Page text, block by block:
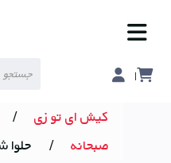
search
کیش ای تو زی /
صبحانه
/ حلوا